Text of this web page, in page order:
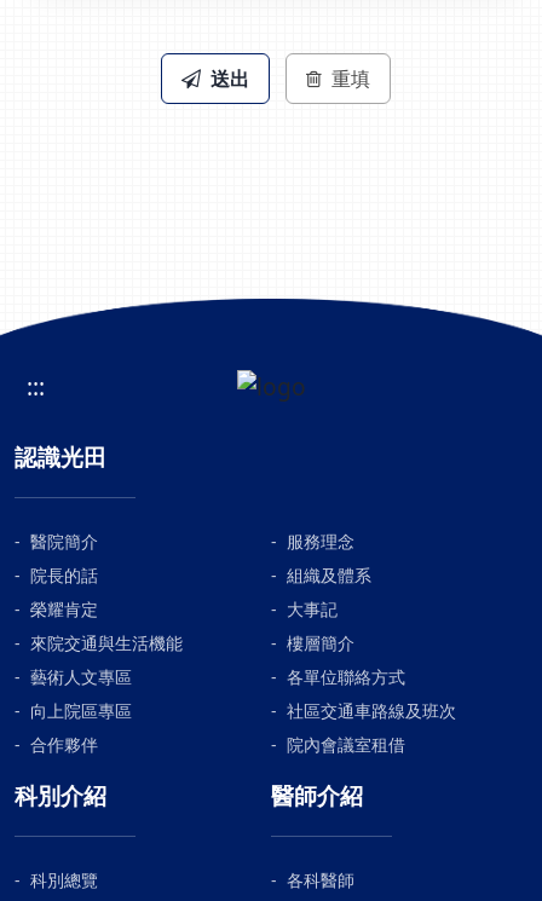
送出 重填
:::
認識光田
醫院簡介
服務理念
院長的話
組織及體系
榮耀肯定
大事記
來院交通與生活機能
樓層簡介
藝術人文專區
各單位聯絡方式
向上院區專區
社區交通車路線及班次
合作夥伴
院內會議室租借
科別介紹
科別總覽
醫師介紹
各科醫師